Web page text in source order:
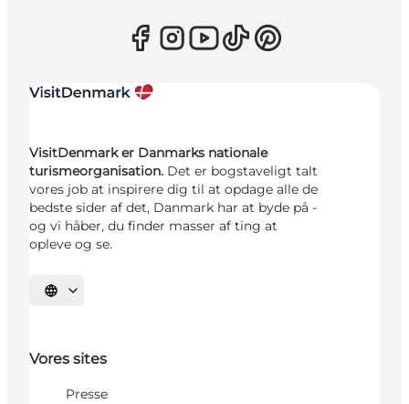
VisitDenmark er Danmarks nationale
turismeorganisation. Det er bogstaveligt talt
vores job at inspirere dig til at opdage alle de
bedste sider af det, Danmark har at byde på -
og vi håber, du finder masser af ting at
opleve og se.
Vælg sprog
Vores sites
Presse